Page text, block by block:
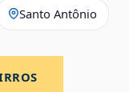
Santo Antônio